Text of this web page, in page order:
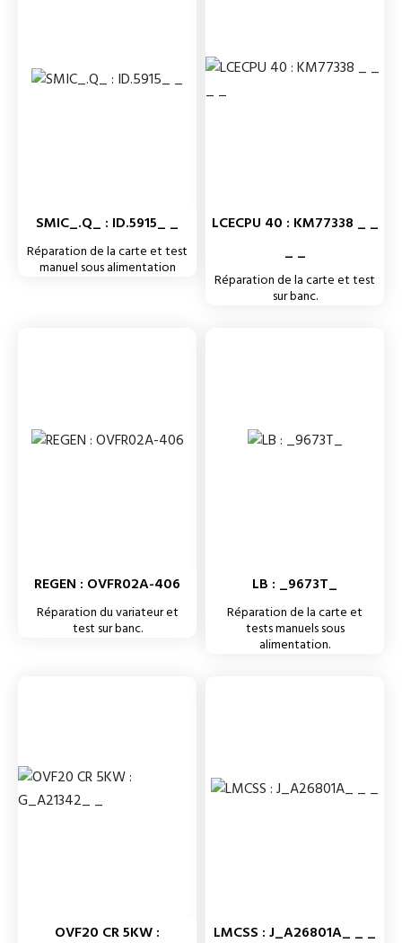
SMIC_.Q_ : ID.5915_ _
Réparation de la carte et test
manuel sous alimentation
LCECPU 40 : KM77338 _ _
_ _
Réparation de la carte et test
sur banc.
REGEN : OVFR02A-406
Réparation du variateur et
test sur banc.
LB : _9673T_
Réparation de la carte et
tests manuels sous
alimentation.
OVF20 CR 5KW : LMCSS : J_A26801A_ _ _